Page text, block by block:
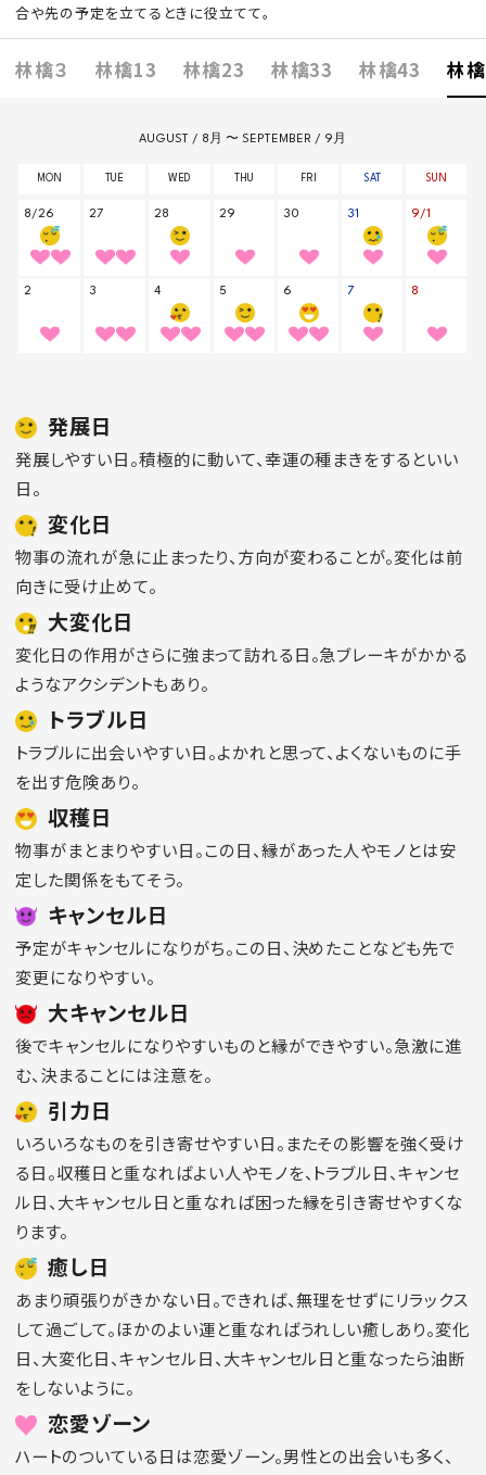
合や先の予定を立てるときに役立てて。
林檎３ 林檎13 林檎23 林檎33 林檎43 林
発展日
発展しやすい日。積極的に動いて、幸運の種まきをするといい
日。
変化日
物事の流れが急に止まったり、方向が変わることが。変化は前
向きに受け止めて。
大変化日
変化日の作用がさらに強まって訪れる日。急ブレーキがかかる
ようなアクシデントもあり。
トラブル日
トラブルに出会いやすい日。よかれと思って、よくないものに手
を出す危険あり。
収穫日
物事がまとまりやすい日。この日、縁があった人やモノとは安
定した関係をもてそう。
キャンセル日
予定がキャンセルになりがち。この日、決めたことなども先で
変更になりやすい。
大キャンセル日
後でキャンセルになりやすいものと縁ができやすい。急激に進
む、決まることには注意を。
引力日
いろいろなものを引き寄せやすい日。またその影響を強く受け
る日。収穫日と重なればよい人やモノを、トラブル日、キャンセ
ル日、大キャンセル日と重なれば困った縁を引き寄せやすくな
ります。
癒し日
あまり頑張りがきかない日。できれば、無理をせずにリラックス
して過ごして。ほかのよい運と重なればうれしい癒しあり。変化
日、大変化日、キャンセル日、大キャンセル日と重なったら油断
をしないように。
恋愛ゾーン
ハートのついている日は恋愛ゾーン。男性との出会いも多く、